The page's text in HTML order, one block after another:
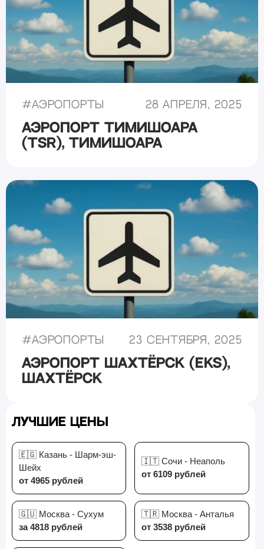
#Аэропорты 28 апреля, 2025
Аэропорт Тимишоара
(TSR), Тимишоара
#Аэропорты 23 сентября, 2025
Аэропорт Шахтёрск (EKS),
Шахтёрск
Лучшие цены
🇪🇬 Казань - Шарм-эш-
Шейх
от 4965 рублей
🇮🇹 Сочи - Неаполь
от 6109 рублей
🇬🇺 Москва - Сухум
за 4818 рублей
🇹🇷 Москва - Анталья
от 3538 рублей